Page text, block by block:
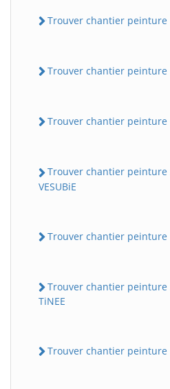
Trouver chantier peinture
Trouver chantier peinture
Trouver chantier peinture
Trouver chantier peinture
VESUBiE
Trouver chantier peinture
Trouver chantier peinture
TiNEE
Trouver chantier peinture